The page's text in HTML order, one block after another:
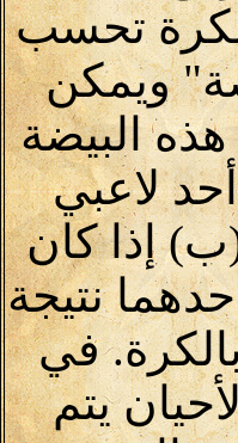
تحسب
ويمكن
البيضة
لاعبي
إذا كان
نتيجة
في
يتم